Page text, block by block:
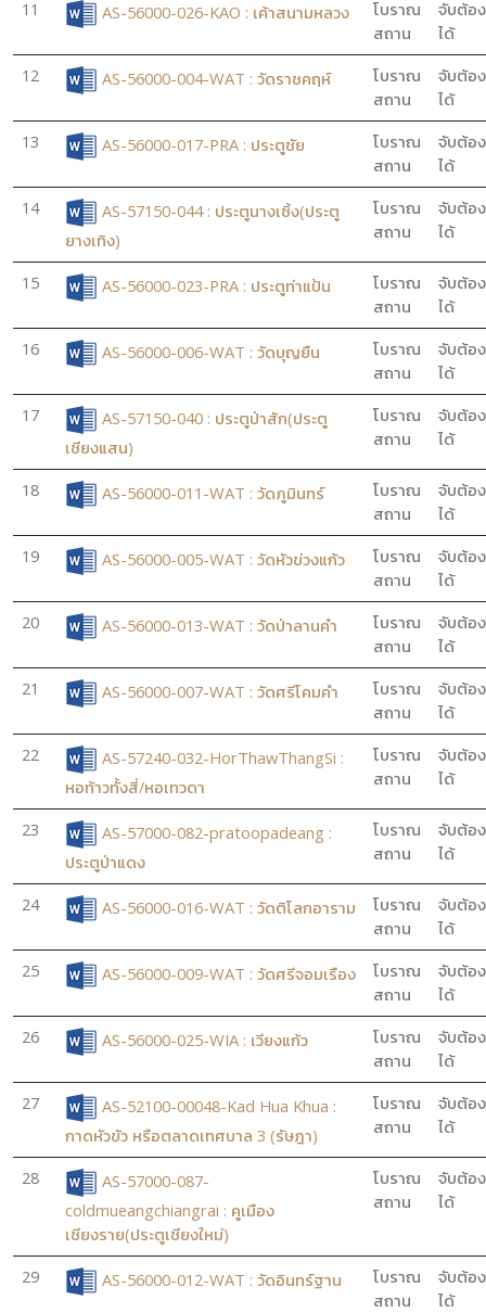
11
AS-56000-026-KAO : เค้าสนามหลวง
โบราณ
สถาน
จับต้อง
ได้
12
AS-56000-004-WAT : วัดราชคฤห์
โบราณ
สถาน
จับต้อง
ได้
13
AS-56000-017-PRA : ประตูชัย
โบราณ
สถาน
จับต้อง
ได้
14
AS-57150-044 : ประตูนางเซิ้ง(ประตู
ยางเทิง)
โบราณ
สถาน
จับต้อง
ได้
15 AS-56000-023-PRA : ประตูท่าแป้น
โบราณ
สถาน
จับต้อง
ได้
16
AS-56000-006-WAT : วัดบุญยืน
โบราณ
สถาน
จับต้อง
ได้
17
AS-57150-040 : ประตูป่าสัก(ประตู
เชียงแสน)
โบราณ
สถาน
จับต้อง
ได้
18 AS-56000-011-WAT : วัดภูมินทร์
โบราณ
สถาน
จับต้อง
ได้
19
AS-56000-005-WAT : วัดหัวข่วงแก้ว
โบราณ
สถาน
จับต้อง
ได้
20
AS-56000-013-WAT : วัดป่าลานคำ
โบราณ
สถาน
จับต้อง
ได้
21
AS-56000-007-WAT : วัดศรีโคมคำ
โบราณ
สถาน
จับต้อง
ได้
22
AS-57240-032-HorThawThangSi :
หอท้าวทั้งสี่/หอเทวดา
โบราณ
สถาน
จับต้อง
ได้
23
AS-57000-082-pratoopadeang :
ประตูป่าแดง
โบราณ
สถาน
จับต้อง
ได้
24 AS-56000-016-WAT : วัดติโลกอาราม
โบราณ
สถาน
จับต้อง
ได้
25
AS-56000-009-WAT : วัดศรีจอมเรือง
โบราณ
สถาน
จับต้อง
ได้
26
AS-56000-025-WIA : เวียงแก้ว
โบราณ
สถาน
จับต้อง
ได้
27
AS-52100-00048-Kad Hua Khua :
กาดหัวขัว หรือตลาดเทศบาล 3 (รัษฎา)
โบราณ
สถาน
จับต้อง
ได้
28
AS-57000-087-
coldmueangchiangrai : คูเมือง
เชียงราย(ประตูเชียงใหม่)
โบราณ
สถาน
จับต้อง
ได้
29 AS-56000-012-WAT : วัดอินทร์ฐาน
โบราณ
สถาน
จับต้อง
ได้